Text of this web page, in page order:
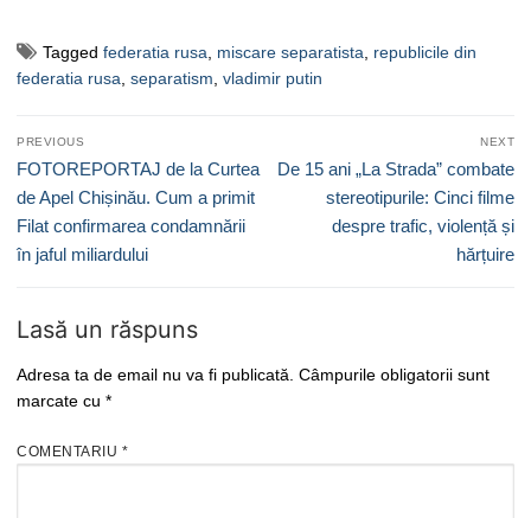
Tagged federatia rusa miscare separatista
republicile din
federatia rusa separatism vladimir putin
Navigare
în
articole
PREVIOUS
Previous
post:
FOTOREPORTAJ de la Curtea
de Apel Chișinău. Cum a primit
Filat confirmarea condamnării
în jaful miliardului
NEXT
Next
De 15 ani „La Strada” combate
stereotipurile: Cinci filme
despre trafic, violență și
hărțuire
Lasă un răspuns
Adresa ta de email nu va fi publicată. Câmpurile obligatorii sunt
marcate cu *
COMENTARIU *